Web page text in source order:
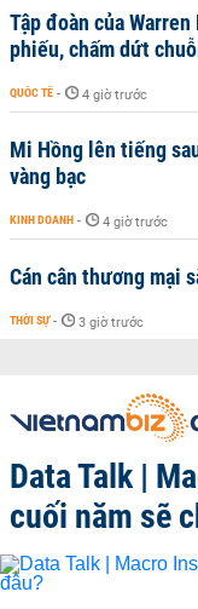
Tập đoàn của
phiếu, chấm dứt
QUỐC TẾ - 4 giờ trước
Mi Hồng lên tiếng
vàng bạc
KINH DOANH - 4 giờ trước
Cán cân thương mại
THỜI SỰ - 3 giờ trước
Data Talk |
cuối năm sẽ